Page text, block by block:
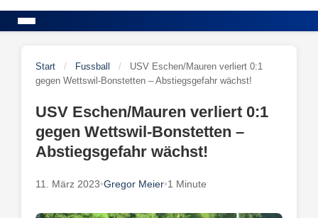
Start / Fussball /
USV Eschen/Mauren verliert 0:1
gegen Wettswil-Bonstetten – Abstiegsgefahr wächst!
USV Eschen/Mauren verliert 0:1
gegen Wettswil-Bonstetten –
Abstiegsgefahr wächst!
11. März 2023•Gregor Meier•1 Minute